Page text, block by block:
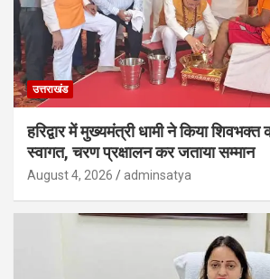
उत्तराखंड
हरिद्वार में मुख्यमंत्री धामी ने किया शिवभक्त
स्वागत, चरण प्रक्षालन कर जताया सम्मान
August 4, 2026 adminsatya